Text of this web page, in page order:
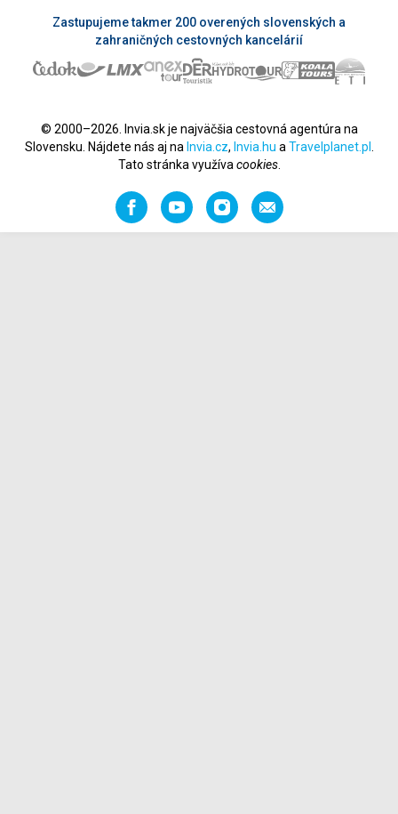
Zastupujeme takmer 200 overených slovenských a
zahraničných cestovných kancelárií
© 2000–2026. Invia.sk je najväčšia cestovná agentúra na
Slovensku. Nájdete nás aj na Invia.cz, Invia.hu a Travelplanet.pl
Tato stránka využíva cookies.
FacebookYouTubeInstagramOdporučiť